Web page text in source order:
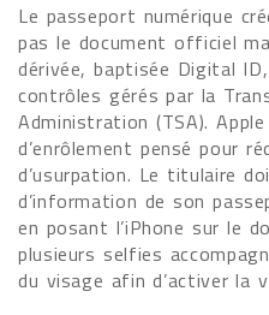
Le passeport numérique
pas le document officiel
dérivée, baptisée Digital
contrôles gérés par la
Administration (TSA).
d’enrôlement pensé pour
d’usurpation. Le titulaire
d’information de son
en posant l’iPhone sur le
plusieurs selfies
du visage afin d’activer la